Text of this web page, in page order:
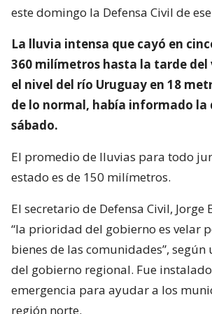
este domingo la Defensa Civil de
La lluvia intensa que cayó en
360 milímetros hasta la tarde del
el nivel del río Uruguay en 18
de lo normal, había informado la
sábado.
El promedio de lluvias para todo
estado es de 150 milímetros.
El secretario de Defensa Civil,
“la prioridad del gobierno es velar
bienes de las comunidades”,
del gobierno regional. Fue
emergencia para ayudar a los
región norte.